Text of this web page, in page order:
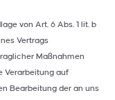
von Art. 6 Abs. 1 lit. b
Vertrags
Maßnahmen
Verarbeitung auf
Bearbeitung der an uns